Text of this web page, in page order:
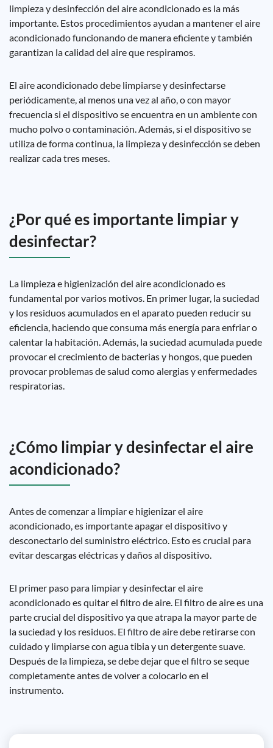
limpieza y desinfección del aire acondicionado es la más
importante. Estos procedimientos ayudan a mantener el aire
acondicionado funcionando de manera eficiente y también
garantizan la calidad del aire que respiramos.
El aire acondicionado debe limpiarse y desinfectarse
periódicamente, al menos una vez al año, o con mayor
frecuencia si el dispositivo se encuentra en un ambiente con
mucho polvo o contaminación. Además, si el dispositivo se
utiliza de forma continua, la limpieza y desinfección se deben
realizar cada tres meses.
¿Por qué es importante limpiar y
desinfectar?
La limpieza e higienización del aire acondicionado es
fundamental por varios motivos. En primer lugar, la suciedad
y los residuos acumulados en el aparato pueden reducir su
eficiencia, haciendo que consuma más energía para enfriar o
calentar la habitación. Además, la suciedad acumulada puede
provocar el crecimiento de bacterias y hongos, que pueden
provocar problemas de salud como alergias y enfermedades
respiratorias.
¿Cómo limpiar y desinfectar el aire
acondicionado?
Antes de comenzar a limpiar e higienizar el aire
acondicionado, es importante apagar el dispositivo y
desconectarlo del suministro eléctrico. Esto es crucial para
evitar descargas eléctricas y daños al dispositivo.
El primer paso para limpiar y desinfectar el aire
acondicionado es quitar el filtro de aire. El filtro de aire es una
parte crucial del dispositivo ya que atrapa la mayor parte de
la suciedad y los residuos. El filtro de aire debe retirarse con
cuidado y limpiarse con agua tibia y un detergente suave.
Después de la limpieza, se debe dejar que el filtro se seque
completamente antes de volver a colocarlo en el
instrumento.